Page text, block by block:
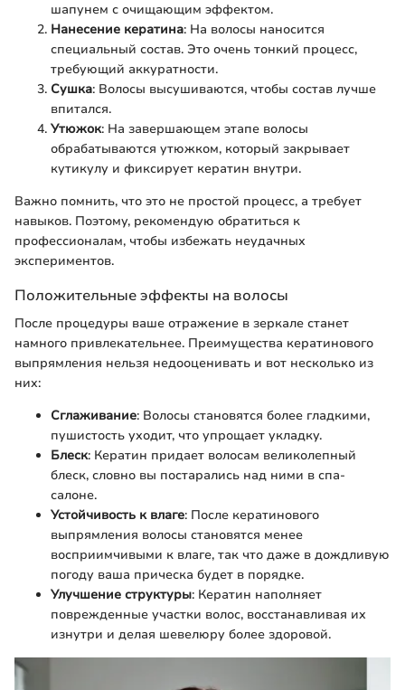
шапунем с очищающим эффектом.
Нанесение кератина: На волосы наносится
специальный состав. Это очень тонкий процесс,
требующий аккуратности.
Сушка: Волосы высушиваются, чтобы состав лучше
впитался.
Утюжок: На завершающем этапе волосы
обрабатываются утюжком, который закрывает
кутикулу и фиксирует кератин внутри.
Важно помнить, что это не простой процесс, а требует
навыков. Поэтому, рекомендую обратиться к
профессионалам, чтобы избежать неудачных
экспериментов.
Положительные эффекты на волосы
После процедуры ваше отражение в зеркале станет
намного привлекательнее. Преимущества кератинового
выпрямления нельзя недооценивать и вот несколько из
них:
Сглаживание: Волосы становятся более гладкими,
пушистость уходит, что упрощает укладку.
Блеск: Кератин придает волосам великолепный
блеск, словно вы постарались над ними в спа-
салоне.
Устойчивость к влаге: После кератинового
выпрямления волосы становятся менее
восприимчивыми к влаге, так что даже в дождливую
погоду ваша прическа будет в порядке.
Улучшение структуры: Кератин наполняет
поврежденные участки волос, восстанавливая их
изнутри и делая шевелюру более здоровой.